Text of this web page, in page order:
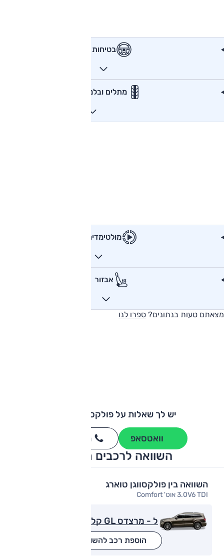
בטיחות
מתלים ובלמים
מולטימדיה
אבזור
מצאתם טעות בנתונים? ספרו לנו
יש לך שאלות על פולקסווגן טוארג?
וואטסאפ חייגו
השוואה לרכבים מתחרים
השוואה בין פולקסווגן טוארג
3.0V6 TDI אוט' Comfort
ל - מרצדס GL קלאס
הוספת רכב להשוואה